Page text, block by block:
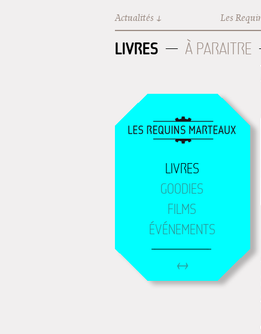
Actualités Les
LIVRES À PARAITRE
LIVRES
GOODIES
FILMS
ÉVÉNEMENTS